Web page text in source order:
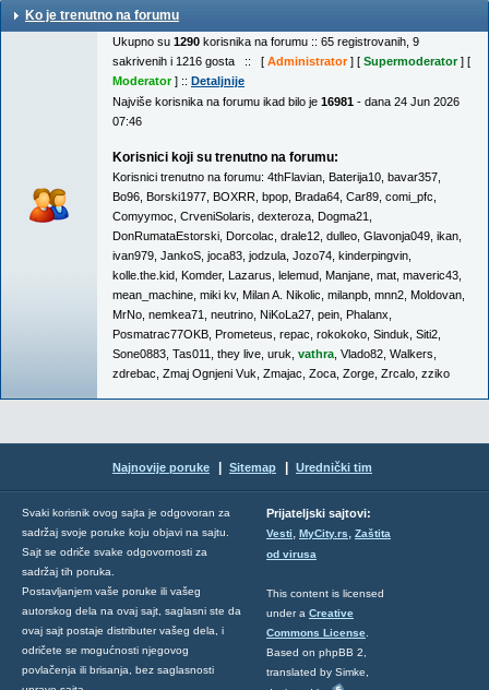
Ko je trenutno na forumu
Ukupno su 1290 korisnika na forumu :: 65 registrovanih, 9
sakrivenih i 1216 gosta :: [ Administrator] [ Supermoderator] [
Moderator] :: Detaljnije
Najviše korisnika na forumu ikad bilo je 16981 - dana 24 Jun 2026
07:46
Korisnici koji su trenutno na forumu:
Korisnici trenutno na forumu: 4thFlavian Baterija10 bavar357
Bo96 Borski1977 BOXRR bpop Brada64 Car89 comi_pfc
Comyymoc CrveniSolaris dexteroza Dogma21
DonRumataEstorski Dorcolac drale12 dulleo Glavonja049 ikan
ivan979 JankoS joca83 jodzula Jozo74 kinderpingvin
kolle.the.kid Komder, Lazarus lelemud Manjane mat maveric43
mean_machine miki kv, Milan A. Nikolic milanpb mnn2 Moldovan
MrNo nemkea71 neutrino NiKoLa27 pein Phalanx
Posmatrac77OKB Prometeus repac rokokoko Sinduk Siti2
Sone0883 Tas011 they live uruk vathra Vlado82 Walkers
zdrebac Zmaj Ognjeni Vuk Zmajac Zoca Zorge Zrcalo zziko
Najnovije poruke Sitemap Urednički tim
Svaki korisnik ovog sajta je odgovoran za
sadržaj svoje poruke koju objavi na sajtu.
Sajt se odriče svake odgovornosti za
sadržaj tih poruka.
Postavljanjem vaše poruke ili vašeg
autorskog dela na ovaj sajt, saglasni ste da
ovaj sajt postaje distributer vašeg dela, i
odričete se mogućnosti njegovog
povlačenja ili brisanja, bez saglasnosti
Prijateljski sajtovi:
Vesti, MyCity.rs, Zaštita
od virusa
This content is licensed
under a Creative
Commons License
Based on phpBB 2,
translated by Simke,